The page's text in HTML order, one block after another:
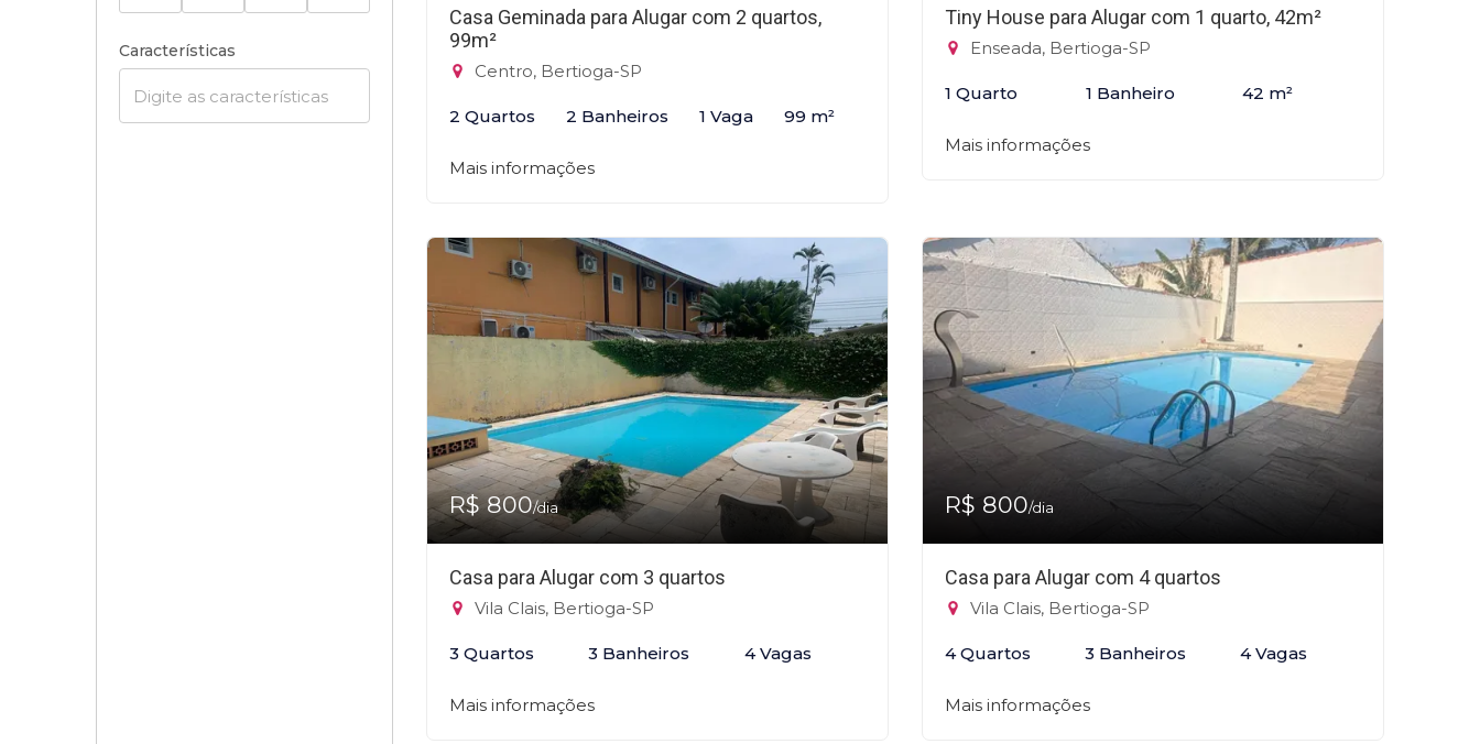
Características
Casa Geminada para Alugar com 2 quartos,
99m²
Centro, Bertioga-SP
2 Quartos 2 Banheiros 1 Vaga 99 m²
Mais informações
Tiny House para Alugar com 1 quarto, 42m²
Enseada, Bertioga-SP
1 Quarto 1 Banheiro 42 m²
Mais informações
R$ 800/dia
Casa para Alugar com 3 quartos
Vila Clais, Bertioga-SP
3 Quartos 3 Banheiros 4 Vagas
Mais informações
R$ 800/dia
Casa para Alugar com 4 quartos
Vila Clais, Bertioga-SP
4 Quartos 3 Banheiros 4 Vagas
Mais informações